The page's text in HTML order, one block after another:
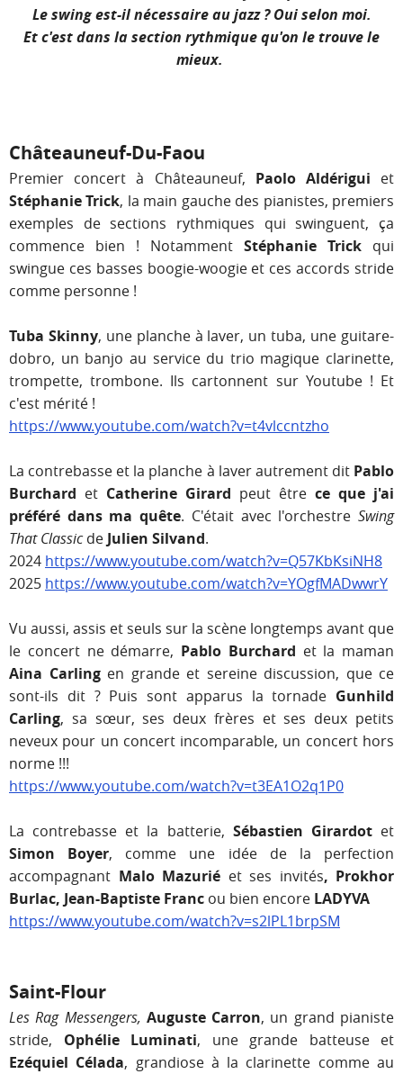
Le swing est-il nécessaire au jazz ? Oui selon moi.
Et c'est dans la section rythmique qu'on le trouve le
mieux.
Châteauneuf-Du-Faou
Premier concert à Châteauneuf, Paolo Aldérigui et
Stéphanie Trick, la main gauche des pianistes, premiers
exemples de sections rythmiques qui swinguent, ça
commence bien ! Notamment Stéphanie Trick qui
swingue ces basses boogie-woogie et ces accords stride
comme personne !
Tuba Skinny, une planche à laver, un tuba, une guitare-
dobro, un banjo au service du trio magique clarinette,
trompette, trombone. Ils cartonnent sur Youtube ! Et
c'est mérité !
https://www.youtube.com/watch?v=t4vlccntzho
La contrebasse et la planche à laver autrement dit Pablo
Burchard et Catherine Girard peut être ce que j'ai
préféré dans ma quête. C'était avec l'orchestreSwing
That Classicde Julien Silvand.
2024 https://www.youtube.com/watch?v=Q57KbKsiNH8
2025 https://www.youtube.com/watch?v=YOgfMADwwrY
Vu aussi, assis et seuls sur la scène longtemps avant que
le concert ne démarre, Pablo Burchard et la maman
Aina Carlingen grande et sereine discussion, que ce
sont-ils dit ? Puis sont apparus la tornade Gunhild
Carling, sa sœur, ses deux frères et ses deux petits
neveux pour un concert incomparable, un concert hors
norme !!!
https://www.youtube.com/watch?v=t3EA1O2q1P0
La contrebasse et la batterie, Sébastien Girardot et
Simon Boyer, comme une idée de la perfection
accompagnant Malo Mazurié et ses invités, Prokhor
Burlac, Jean-Baptiste Franc ou bien encore LADYVA
https://www.youtube.com/watch?v=s2lPL1brpSM
Saint-Flour
Les Rag Messengers, Auguste Carron, un grand pianiste
stride, Ophélie Luminati, une grande batteuse et
Ezéquiel Célada, grandiose à la clarinette comme au